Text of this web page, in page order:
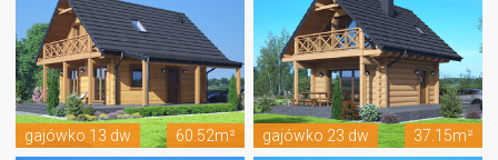
gajówko 13 dw 60.52m² gajówko 23 dw 37.15m²